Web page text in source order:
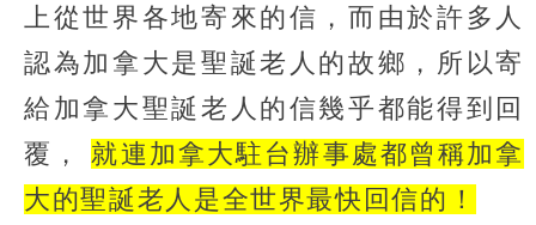
上從世界各地寄來的信，而由於許多人
認為加拿大是聖誕老人的故鄉，所以寄
給加拿大聖誕老人的信幾乎都能得到回
覆， 就連加拿大駐台辦事處都曾稱加拿
大的聖誕老人是全世界最快回信的！